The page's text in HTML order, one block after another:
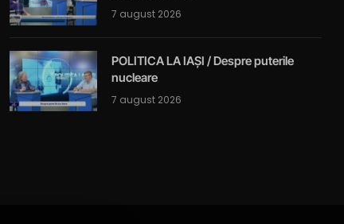
7 august 2026
POLITICA LA IAȘI / Despre puterile
nucleare
7 august 2026